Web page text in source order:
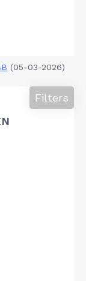
(05-03-2026)
Filters